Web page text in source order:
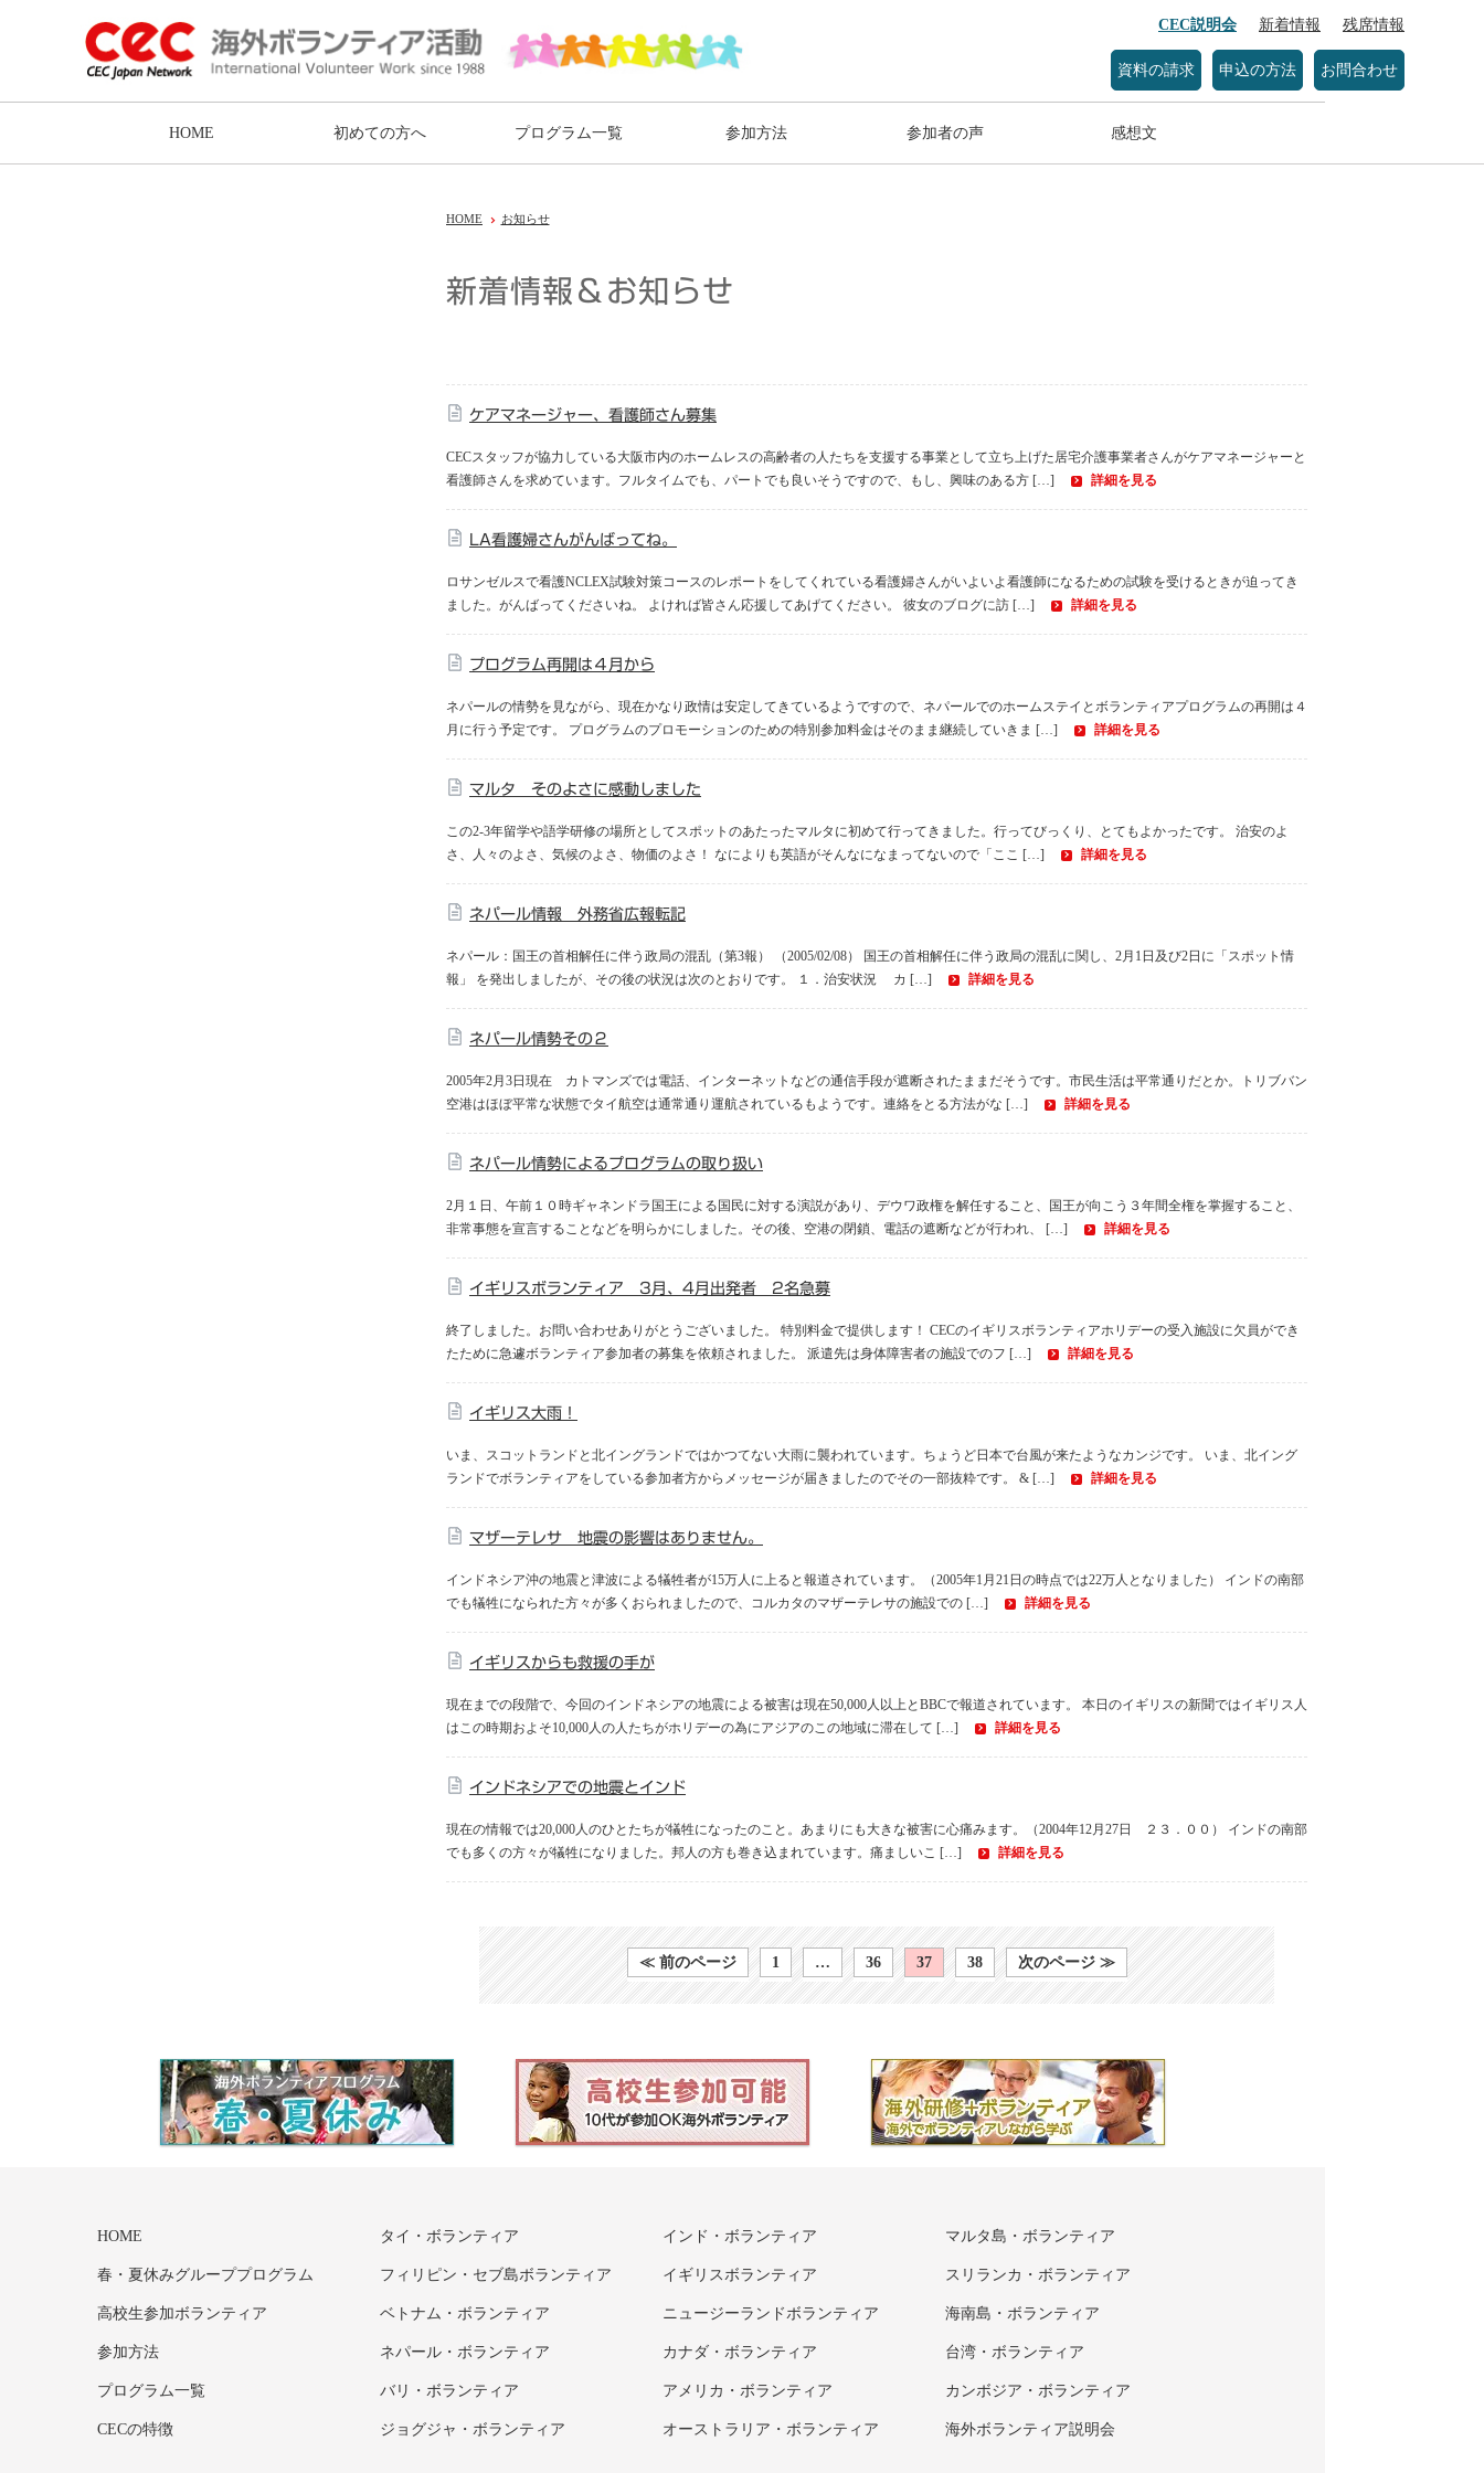
CEC説明会 新着情報 残席情報
資料の請求 申込の方法 お問合わせ
HOME 初めての方へ プログラム一覧 参加方法 参加者の声 感想文
HOME お知らせ
新着情報＆お知らせ
ケアマネージャー、看護師さん募集
CECスタッフが協力している大阪市内のホームレスの高齢者の人たちを支援する事業として立ち上げた居宅介護事業者さんがケアマネージャーと
看護師さんを求めています。フルタイムでも、パートでも良いそうですので、もし、興味のある方 […]
詳細を見る
LA看護婦さんがんばってね。
ロサンゼルスで看護NCLEX試験対策コースのレポートをしてくれている看護婦さんがいよいよ看護師になるための試験を受けるときが迫ってき
ました。がんばってくださいね。 よければ皆さん応援してあげてください。 彼女のブログに訪 […]
詳細を見る
プログラム再開は４月から
ネパールの情勢を見ながら、現在かなり政情は安定してきているようですので、ネパールでのホームステイとボランティアプログラムの再開は４
月に行う予定です。 プログラムのプロモーションのための特別参加料金はそのまま継続していきま […]
詳細を見る
マルタ そのよさに感動しました
この2-3年留学や語学研修の場所としてスポットのあたったマルタに初めて行ってきました。行ってびっくり、とてもよかったです。 治安のよ
さ、人々のよさ、気候のよさ、物価のよさ！ なによりも英語がそんなになまってないので「ここ […]
詳細を見る
ネパール情報 外務省広報転記
ネパール：国王の首相解任に伴う政局の混乱（第3報） （2005/02/08） 国王の首相解任に伴う政局の混乱に関し、2月1日及び2日に「スポット情
報」 を発出しましたが、その後の状況は次のとおりです。 １．治安状況 カ […]
詳細を見る
ネパール情勢その２
2005年2月3日現在 カトマンズでは電話、インターネットなどの通信手段が遮断されたままだそうです。市民生活は平常通りだとか。トリブバン
空港はほぼ平常な状態でタイ航空は通常通り運航されているもようです。連絡をとる方法がな […]
詳細を見る
ネパール情勢によるプログラムの取り扱い
2月１日、午前１０時ギャネンドラ国王による国民に対する演説があり、デウワ政権を解任すること、国王が向こう３年間全権を掌握すること、
非常事態を宣言することなどを明らかにしました。その後、空港の閉鎖、電話の遮断などが行われ、 […]
詳細を見る
イギリスボランティア 3月、4月出発者 2名急募
終了しました。お問い合わせありがとうございました。 特別料金で提供します！ CECのイギリスボランティアホリデーの受入施設に欠員ができ
たために急遽ボランティア参加者の募集を依頼されました。 派遣先は身体障害者の施設でのフ […]
詳細を見る
イギリス大雨！
いま、スコットランドと北イングランドではかつてない大雨に襲われています。ちょうど日本で台風が来たようなカンジです。 いま、北イング
ランドでボランティアをしている参加者方からメッセージが届きましたのでその一部抜粋です。 & […]
詳細を見る
マザーテレサ 地震の影響はありません。
インドネシア沖の地震と津波による犠牲者が15万人に上ると報道されています。（2005年1月21日の時点では22万人となりました） インドの南部
でも犠牲になられた方々が多くおられましたので、コルカタのマザーテレサの施設での […]
詳細を見る
イギリスからも救援の手が
現在までの段階で、今回のインドネシアの地震による被害は現在50,000人以上とBBCで報道されています。 本日のイギリスの新聞ではイギリス人
はこの時期およそ10,000人の人たちがホリデーの為にアジアのこの地域に滞在して […]
詳細を見る
インドネシアでの地震とインド
現在の情報では20,000人のひとたちが犠牲になったのこと。あまりにも大きな被害に心痛みます。（2004年12月27日 ２３．００） インドの南部
でも多くの方々が犠牲になりました。邦人の方も巻き込まれています。痛ましいこ […]
詳細を見る
≪ 前のページ 1 … 36 37 38 次のページ ≫
HOME
春・夏休みグループプログラム
高校生参加ボランティア
参加方法
プログラム一覧
CECの特徴
タイ・ボランティア
フィリピン・セブ島ボランティア
ベトナム・ボランティア
ネパール・ボランティア
バリ・ボランティア
ジョグジャ・ボランティア
インド・ボランティア
イギリスボランティア
ニュージーランドボランティア
カナダ・ボランティア
アメリカ・ボランティア
オーストラリア・ボランティア
マルタ島・ボランティア
スリランカ・ボランティア
海南島・ボランティア
台湾・ボランティア
カンボジア・ボランティア
海外ボランティア説明会